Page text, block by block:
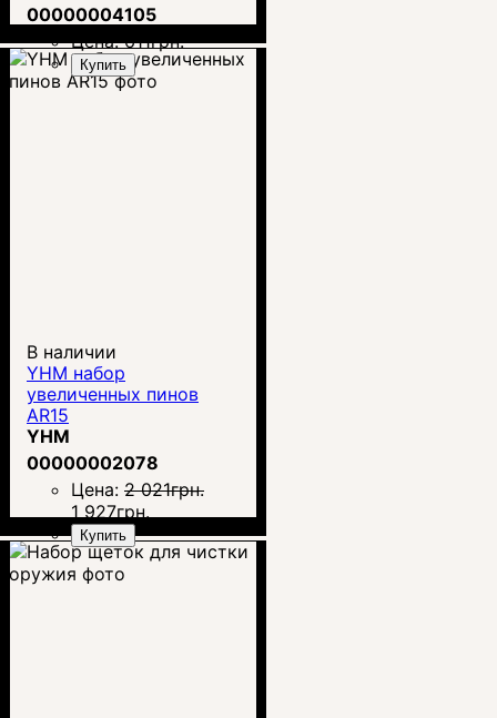
00000004105
Цена:611грн.
Купить
В наличии
YHM набор
увеличенных пинов
AR15
YHM
00000002078
Цена: 2 021грн.
1 927грн.
Купить